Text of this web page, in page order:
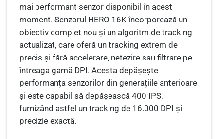
mai performant senzor disponibil în acest
moment. Senzorul HERO 16K încorporează un
obiectiv complet nou și un algoritm de tracking
actualizat, care oferă un tracking extrem de
precis și fără accelerare, netezire sau filtrare pe
întreaga gamă DPI. Acesta depășește
performanța senzorilor din generațiile anterioare
și este capabil să depășească 400 IPS,
furnizând astfel un tracking de 16.000 DPI și
precizie exactă.